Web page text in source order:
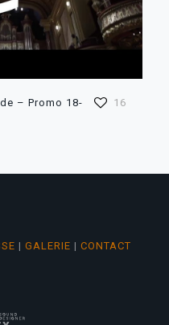
– Promo 18-
16
| GALERIE | CONTACT